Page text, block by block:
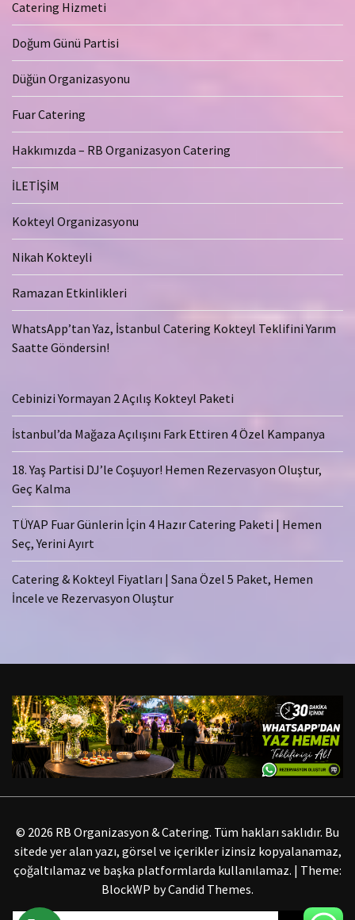
Catering Hizmeti
Doğum Günü Partisi
Düğün Organizasyonu
Fuar Catering
Hakkımızda – RB Organizasyon Catering
İLETİŞİM
Kokteyl Organizasyonu
Nikah Kokteyli
Ramazan Etkinlikleri
WhatsApp’tan Yaz, İstanbul Catering Kokteyl Teklifini Yarım
Saatte Göndersin!
Cebinizi Yormayan 2 Açılış Kokteyl Paketi
İstanbul’da Mağaza Açılışını Fark Ettiren 4 Özel Kampanya
18. Yaş Partisi DJ’le Coşuyor! Hemen Rezervasyon Oluştur,
Geç Kalma
TÜYAP Fuar Günlerin İçin 4 Hazır Catering Paketi | Hemen
Seç, Yerini Ayırt
Catering & Kokteyl Fiyatları | Sana Özel 5 Paket, Hemen
İncele ve Rezervasyon Oluştur
© 2026 RB Organizasyon & Catering. Tüm hakları saklıdır. Bu
sitede yer alan yazı, görsel ve içerikler izinsiz kopyalanamaz,
çoğaltılamaz ve başka platformlarda kullanılamaz. | Theme:
BlockWP byCandid Themes.